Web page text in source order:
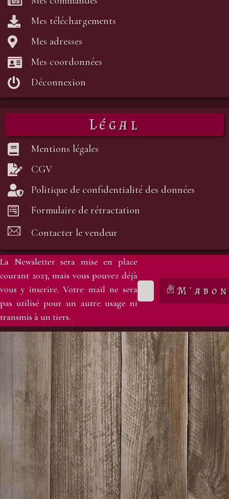
Mes téléchargements
Mes adresses
Mes coordonnées
Déconnexion
Légal
Mentions légales
CGV
Politique de confidentialité des données
Formulaire de rétractation
Contacter le vendeur
La Newsletter sera mise en place
courant 2023, mais vous pouvez déjà
vous y inscrire. Votre mail ne sera
pas utilisé pour un autre usage ni
transmis à un tiers.